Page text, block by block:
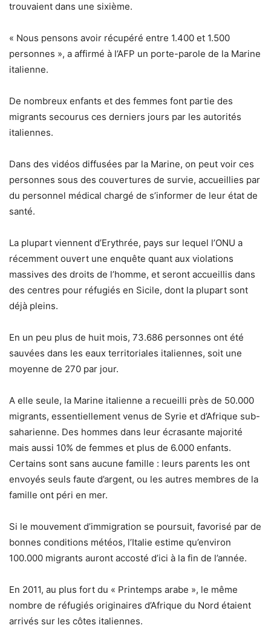
trouvaient dans une sixième.
« Nous pensons avoir récupéré entre 1.400 et 1.500
personnes », a affirmé à l’AFP un porte-parole de la Marine
italienne.
De nombreux enfants et des femmes font partie des
migrants secourus ces derniers jours par les autorités
italiennes.
Dans des vidéos diffusées par la Marine, on peut voir ces
personnes sous des couvertures de survie, accueillies par
du personnel médical chargé de s’informer de leur état de
santé.
La plupart viennent d’Erythrée, pays sur lequel l’ONU a
récemment ouvert une enquête quant aux violations
massives des droits de l’homme, et seront accueillis dans
des centres pour réfugiés en Sicile, dont la plupart sont
déjà pleins.
En un peu plus de huit mois, 73.686 personnes ont été
sauvées dans les eaux territoriales italiennes, soit une
moyenne de 270 par jour.
A elle seule, la Marine italienne a recueilli près de 50.000
migrants, essentiellement venus de Syrie et d’Afrique sub-
saharienne. Des hommes dans leur écrasante majorité
mais aussi 10% de femmes et plus de 6.000 enfants.
Certains sont sans aucune famille : leurs parents les ont
envoyés seuls faute d’argent, ou les autres membres de la
famille ont péri en mer.
Si le mouvement d’immigration se poursuit, favorisé par de
bonnes conditions météos, l’Italie estime qu’environ
100.000 migrants auront accosté d’ici à la fin de l’année.
En 2011, au plus fort du « Printemps arabe », le même
nombre de réfugiés originaires d’Afrique du Nord étaient
arrivés sur les côtes italiennes.